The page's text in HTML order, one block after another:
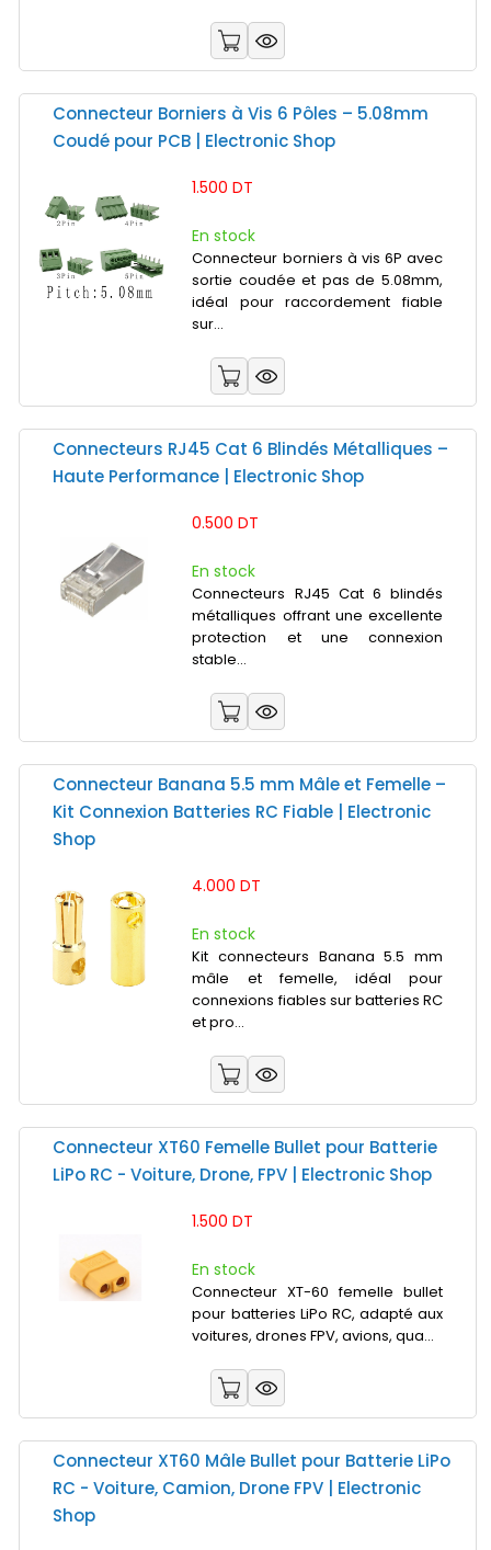
Connecteur Borniers à Vis 6 Pôles – 5.08mm
Coudé pour PCB | Electronic Shop
1.500 DT
En stock
Connecteur borniers à vis 6P avec
sortie coudée et pas de 5.08mm,
idéal pour raccordement fiable
sur...
Connecteurs RJ45 Cat 6 Blindés Métalliques –
Haute Performance | Electronic Shop
0.500 DT
En stock
Connecteurs RJ45 Cat 6 blindés
métalliques offrant une excellente
protection et une connexion
stable...
Connecteur Banana 5.5 mm Mâle et Femelle –
Kit Connexion Batteries RC Fiable | Electronic
Shop
4.000 DT
En stock
Kit connecteurs Banana 5.5 mm
mâle et femelle, idéal pour
connexions fiables sur batteries RC
et pro...
Connecteur XT60 Femelle Bullet pour Batterie
LiPo RC - Voiture, Drone, FPV | Electronic Shop
1.500 DT
En stock
Connecteur XT-60 femelle bullet
pour batteries LiPo RC, adapté aux
voitures, drones FPV, avions, qua...
Connecteur XT60 Mâle Bullet pour Batterie LiPo
RC - Voiture, Camion, Drone FPV | Electronic
Shop